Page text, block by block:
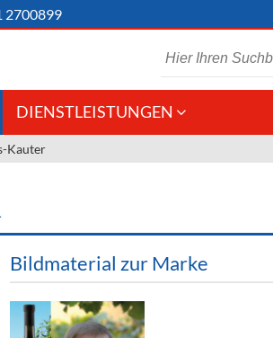
2700899
DIENSTLEISTUNGEN
&
Kauter
Bildmaterial zur Marke